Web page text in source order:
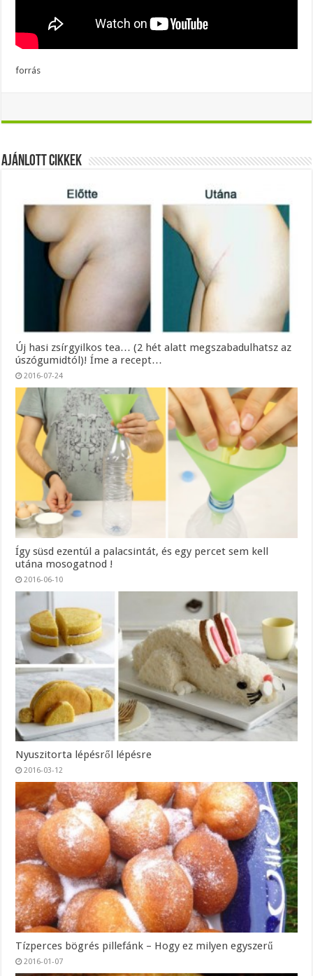
forrás
Ajánlott Cikkek
Új hasi zsírgyilkos tea… (2 hét alatt megszabadulhatsz az
úszógumidtól)! Íme a recept…
2016-07-24
Így süsd ezentúl a palacsintát, és egy percet sem kell
utána mosogatnod !
2016-06-10
Nyuszitorta lépésről lépésre
2016-03-12
Tízperces bögrés pillefánk – Hogy ez milyen egyszerű
2016-01-07